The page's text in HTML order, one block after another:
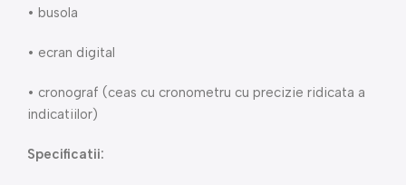
• busola
• ecran digital
• cronograf (ceas cu cronometru cu precizie ridicata a
indicatiilor)
Specificatii: